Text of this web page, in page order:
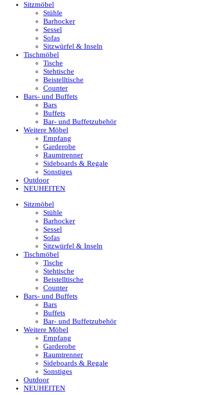
Sitzmöbel
Stühle
Barhocker
Sessel
Sofas
Sitzwürfel & Inseln
Tischmöbel
Tische
Stehtische
Beistelltische
Counter
Bars- und Buffets
Bars
Buffets
Bar- und Buffetzubehör
Weitere Möbel
Empfang
Garderobe
Raumtrenner
Sideboards & Regale
Sonstiges
Outdoor
NEUHEITEN
Sitzmöbel
Stühle
Barhocker
Sessel
Sofas
Sitzwürfel & Inseln
Tischmöbel
Tische
Stehtische
Beistelltische
Counter
Bars- und Buffets
Bars
Buffets
Bar- und Buffetzubehör
Weitere Möbel
Empfang
Garderobe
Raumtrenner
Sideboards & Regale
Sonstiges
Outdoor
NEUHEITEN